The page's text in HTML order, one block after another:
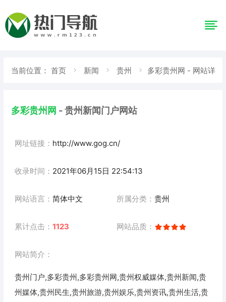
当前位置： 首页 新闻 贵州 多彩贵州网 - 网站详
多彩贵州网 - 贵州新闻门户网站
网址链接： http://www.gog.cn/
收录时间： 2021年06月15日 22:54:13
网站语言： 简体中文 所属分类： 贵州
累计点击： 1123 网站品质：
网站简介：
贵州门户,多彩贵州,多彩贵州网,贵州权威媒体,贵州新闻,贵
州媒体,贵州民生,贵州旅游,贵州娱乐,贵州资讯,贵州生活,贵